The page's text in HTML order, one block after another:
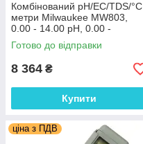
Комбінований pH/EC/TDS/°C
метри Milwaukee MW803,
0.00 - 14.00 pH, 0.00 -
3999μS/cm, 0.00 to 2000
ppm,Угорщина
Готово до відправки
8 364 ₴
Купити
ціна з ПДВ